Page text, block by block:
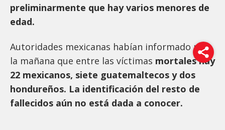
preliminarmente que hay varios menores de
edad.
Autoridades mexicanas habían informado por
la mañana que entre las víctimas mortales hay
22 mexicanos, siete guatemaltecos y dos
hondureños. La identificación del resto de
fallecidos aún no está dada a conocer.